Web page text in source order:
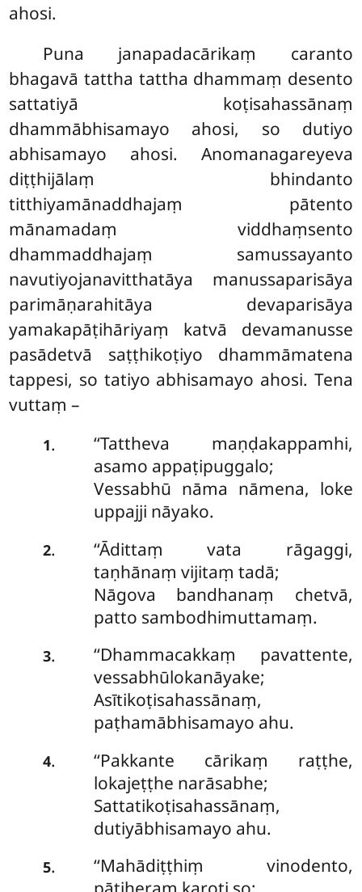
ahosi.
Puna janapadacārikaṃ caranto
bhagavā tattha tattha dhammaṃ desento
sattatiyā koṭisahassānaṃ
dhammābhisamayo ahosi, so dutiyo
abhisamayo ahosi. Anomanagareyeva
diṭṭhijālaṃ bhindanto
titthiyamānaddhajaṃ pātento
mānamadaṃ viddhaṃsento
dhammaddhajaṃ samussayanto
navutiyojanavitthatāya manussaparisāya
parimāṇarahitāya devaparisāya
yamakapāṭihāriyaṃ katvā devamanusse
pasādetvā saṭṭhikoṭiyo dhammāmatena
tappesi, so tatiyo abhisamayo ahosi. Tena
vuttaṃ –
1.
‘‘Tattheva maṇḍakappamhi,
asamo appaṭipuggalo;
Vessabhū nāma nāmena, loke
uppajji nāyako.
2. ‘‘Ādittaṃvata rāgaggi,
taṇhānaṃ vijitaṃ tadā;
Nāgova bandhanaṃ chetvā,
patto sambodhimuttamaṃ.
3.
‘‘Dhammacakkaṃ pavattente,
vessabhūlokanāyake;
Asītikoṭisahassānaṃ,
paṭhamābhisamayo ahu.
4. ‘‘Pakkante cārikaṃ raṭṭhe,
lokajeṭṭhe narāsabhe;
Sattatikoṭisahassānaṃ,
dutiyābhisamayo ahu.
5.
‘‘Mahādiṭṭhiṃ vinodento,